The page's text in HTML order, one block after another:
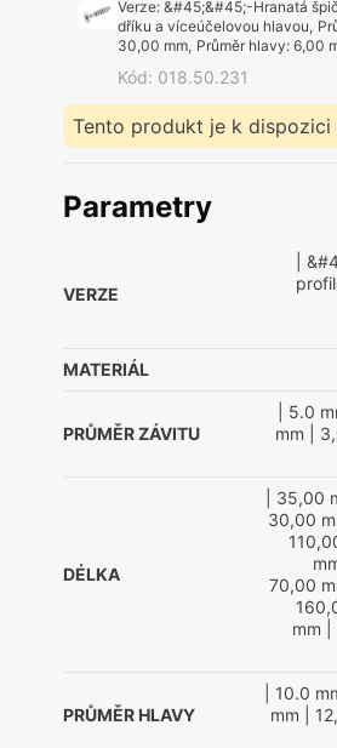
Verze: &#45;&#45;-Hranatá
dříku a víceúčelovou hlavou,
30,00 mm, Průměr hlavy: 6,00
Kód: 018.50.231
Tento produkt je k dispozici
Parametry
VERZE
|
MATERIÁL
PRŮMĚR ZÁVITU
| 5.0
mm |
DÉLKA
| 35,00
30,00
70,00
mm
PRŮMĚR HLAVY
| 10.0
mm |